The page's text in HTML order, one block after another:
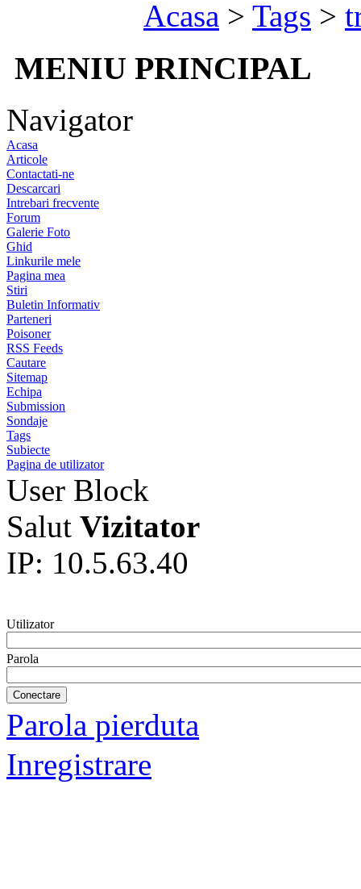
Acasa > Tags >
MENIU PRINCIPAL
Navigator
Acasa
Articole
Contactati-ne
Descarcari
Intrebari frecvente
Forum
Galerie Foto
Ghid
Linkurile mele
Pagina mea
Stiri
Buletin Informativ
Parteneri
Poisoner
RSS Feeds
Cautare
Sitemap
Echipa
Submission
Sondaje
Tags
Subiecte
Pagina de utilizator
User Block
Salut Vizitator
IP: 10.5.63.40
Utilizator
Parola
Parola pierduta
Inregistrare